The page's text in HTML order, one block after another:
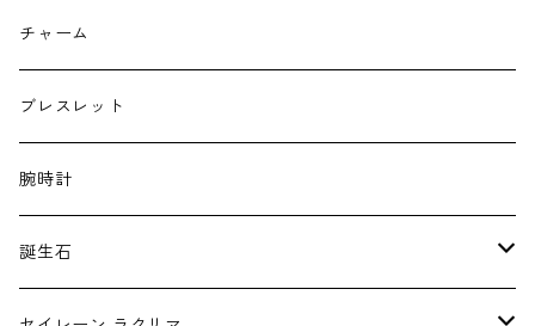
チャーム
ブレスレット
腕時計
誕生石